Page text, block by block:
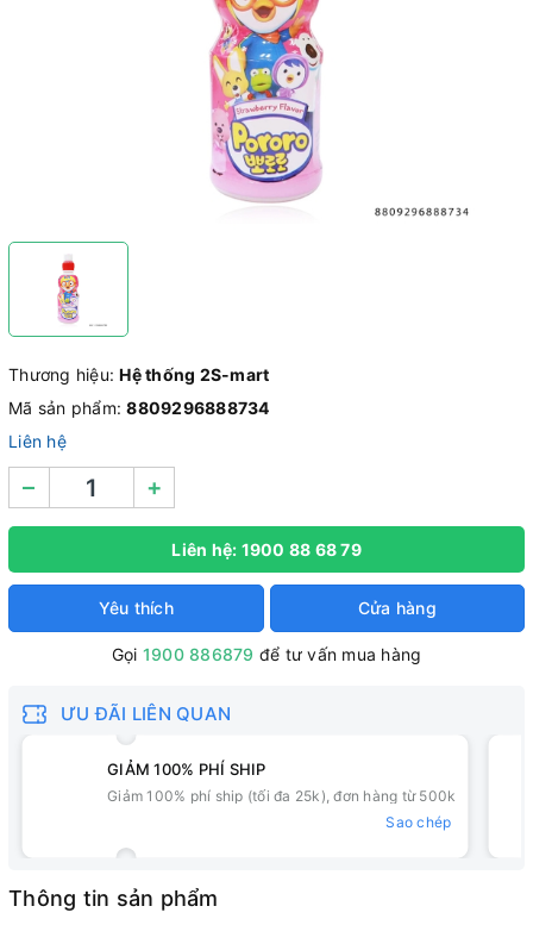
Thương hiệu:Hệ thống 2S-mart
Mã sản phẩm:8809296888734
Liên hệ
– +
Liên hệ: 1900 88 68 79
Yêu thích Cửa hàng
Gọi 1900 886879 để tư vấn mua hàng
ƯU ĐÃI LIÊN QUAN
GIẢM 100% PHÍ SHIP
Giảm 100% phí ship (tối đa 25k), đơn hàng từ 500k
Sao chép
Thông tin sản phẩm